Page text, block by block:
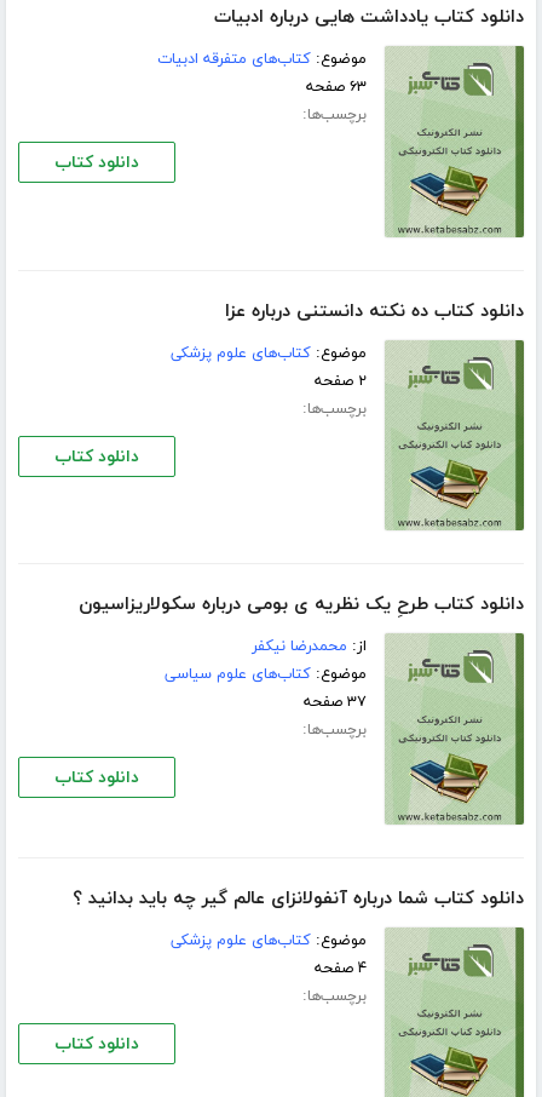
دانلود کتاب یادداشت هایی درباره ادبیات
موضوع:کتاب‌های متفرقه ادبیات
۶۳ صفحه
برچسب‌ها:
دانلود کتاب
دانلود کتاب ده نکته دانستنی درباره عزا
موضوع:کتاب‌های علوم پزشکی
۲ صفحه
برچسب‌ها:
دانلود کتاب
دانلود کتاب طرحِ یک نظریه ی بومی درباره سکولاریزاسیون
از: محمدرضا نیکفر
موضوع:کتاب‌های علوم سیاسی
۳۷ صفحه
برچسب‌ها:
دانلود کتاب
دانلود کتاب شما درباره آنفولانزای عالم گیر چه باید بدانید ؟
موضوع:کتاب‌های علوم پزشکی
۴ صفحه
برچسب‌ها:
دانلود کتاب